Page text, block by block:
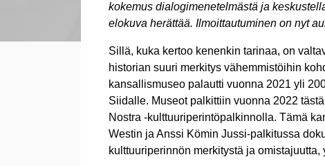
kokemus dialogimenetelmästä ja
elokuva herättää. Ilmoittautuminen on nyt
Sillä, kuka kertoo kenenkin tarinaa, on
historian suuri merkitys vähemmistöihin
kansallismuseo palautti vuonna 2021 yli
Siidalle. Museot palkittiin vuonna 2022
Nostra -kulttuuriperintöpalkinnolla. Tämä
Westin ja Anssi Kömin Jussi-palkitussa
kulttuuriperinnön merkitystä ja